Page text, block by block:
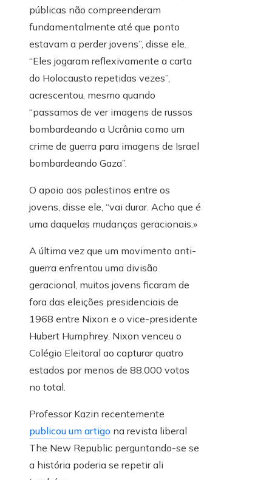
públicas não compreenderam
fundamentalmente até que ponto
estavam a perder jovens”, disse ele.
“Eles jogaram reflexivamente a carta
do Holocausto repetidas vezes”,
acrescentou, mesmo quando
“passamos de ver imagens de russos
bombardeando a Ucrânia como um
crime de guerra para imagens de Israel
bombardeando Gaza”.
O apoio aos palestinos entre os
jovens, disse ele, “vai durar. Acho que é
uma daquelas mudanças geracionais.»
A última vez que um movimento anti-
guerra enfrentou uma divisão
geracional, muitos jovens ficaram de
fora das eleições presidenciais de
1968 entre Nixon e o vice-presidente
Hubert Humphrey. Nixon venceu o
Colégio Eleitoral ao capturar quatro
estados por menos de 88.000 votos
no total.
Professor Kazin recentemente
publicou um artigo na revista liberal
The New Republic perguntando-se se
a história poderia se repetir ali